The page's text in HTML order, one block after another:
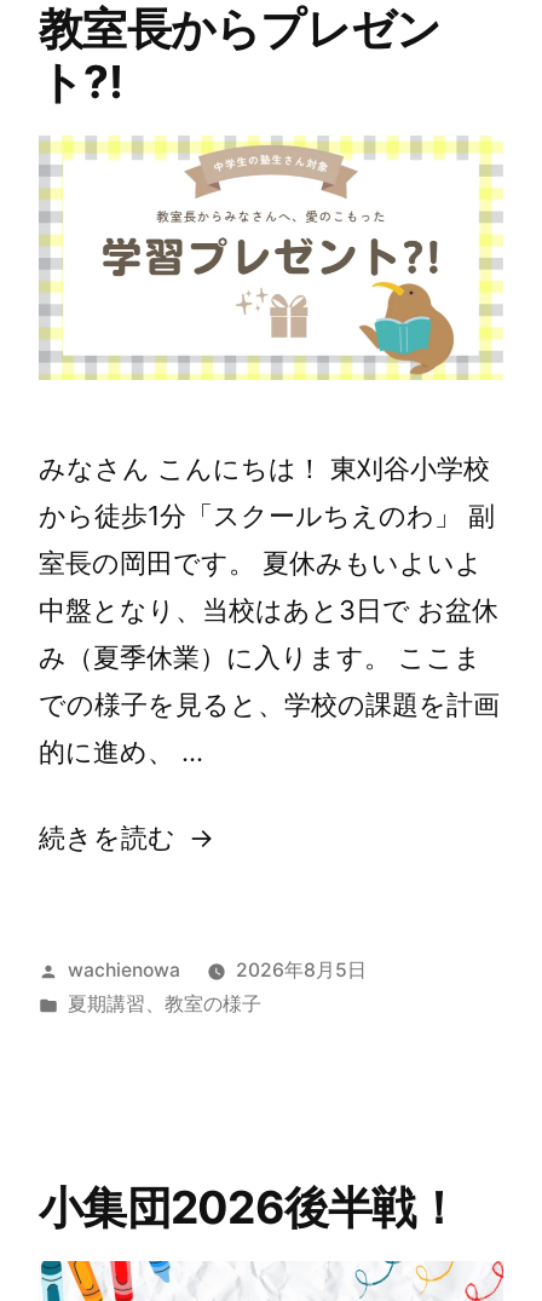
教室長からプレゼン
ト?!
みなさん こんにちは！ 東刈谷小学校
から徒歩1分「スクールちえのわ」 副
室長の岡田です。 夏休みもいよいよ
中盤となり、当校はあと3日で お盆休
み（夏季休業）に入ります。 ここま
での様子を見ると、学校の課題を計画
的に進め、 …
続きを読む
wachienowa
2026年8月5日
夏期講習、 教室の様子
小集団2026後半戦！